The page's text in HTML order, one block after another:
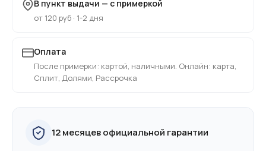
В пункт выдачи — с примеркой
от 120 руб · 1-2 дня
Оплата
После примерки: картой, наличными. Онлайн: карта,
Сплит, Долями, Рассрочка
12 месяцев официальной гарантии